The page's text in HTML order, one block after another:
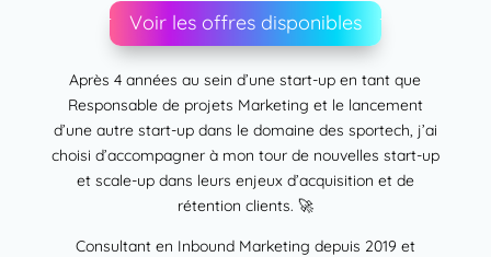
Voir les offres disponibles
Après 4 années au sein d’une start-up en tant que
Responsable de projets Marketing et le lancement
d’une autre start-up dans le domaine des sportech, j’ai
choisi d’accompagner à mon tour de nouvelles start-up
et scale-up dans leurs enjeux d’acquisition et de
rétention clients. 🚀
Consultant en Inbound Marketing depuis 2019 et